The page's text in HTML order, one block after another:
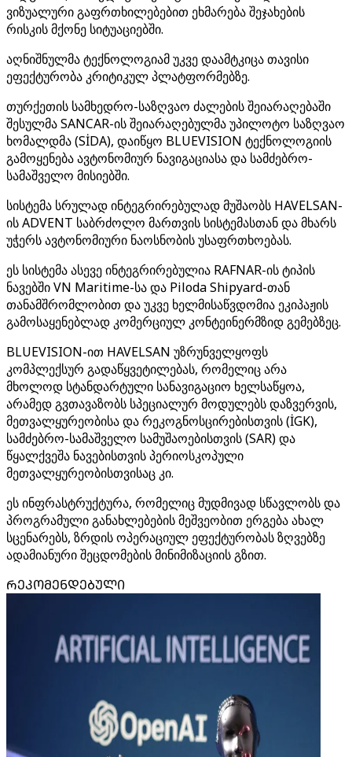
ვიზუალური გაფრთხილებებით ეხმარება შეჯახების
რისკის მქონე სიტუაციებში.
აღნიშნულმა ტექნოლოგიამ უკვე დაამტკიცა თავისი
ეფექტურობა კრიტიკულ პლატფორმებზე.
თურქეთის სამხედრო-საზღვაო ძალების შეიარაღებაში
შესულმა SANCAR-ის შეიარაღებულმა უპილოტო საზღვაო
ხომალდმა (SİDA), დაიწყო BLUEVISION ტექნოლოგიის
გამოყენება ავტონომიურ ნავიგაციასა და სამძებრო-
სამაშველო მისიებში.
სისტემა სრულად ინტეგრირებულად მუშაობს HAVELSAN-
ის ADVENT საბრძოლო მართვის სისტემასთან და მხარს
უჭერს ავტონომიური ნაოსნობის უსაფრთხოებას.
ეს სისტემა ასევე ინტეგრირებულია RAFNAR-ის ტიპის
ნავებში VN Maritime-სა და Piloda Shipyard-თან
თანამშრომლობით და უკვე ხელმისაწვდომია ეკიპაჟის
გამოსაყენებლად კომერციულ კონტეინერმზიდ გემებზეც.
BLUEVISION-ით HAVELSAN უზრუნველყოფს
კომპლექსურ გადაწყვეტილებას, რომელიც არა
მხოლოდ სტანდარტული სანავიგაციო ხელსაწყოა,
არამედ გვთავაზობს სპეციალურ მოდულებს დაზვერვის,
მეთვალყურეობისა და რეკოგნოსცირებისთვის (İGK),
სამძებრო-სამაშველო სამუშაოებისთვის (SAR) და
წყალქვეშა ნავებისთვის პერიოსკოპული
მეთვალყურეობისთვისაც კი.
ეს ინფრასტრუქტურა, რომელიც მუდმივად სწავლობს და
პროგრამული განახლებების მეშვეობით ერგება ახალ
სცენარებს, ზრდის ოპერაციულ ეფექტურობას ზღვებზე
ადამიანური შეცდომების მინიმიზაციის გზით.
ᲠᲔᲙᲝᲛᲔᲜᲓᲔᲑᲣᲚᲘ